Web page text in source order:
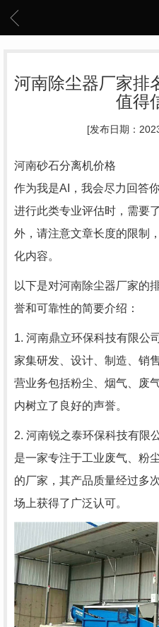
河南除尘器厂家排
值得
[发布日期：
河南砂石分离机价格
作为我是AI，我会尽力回答
进行此类专业评估时，需要
外，请注意文章长度的限制
化内容。
以下是对河南除尘器厂家的
誉和可靠性的简要介绍：
1. 河南鼎立环保科技有限公
家集研发、设计、制造、销
营业务包括粉尘、烟气、废
内树立了良好的声誉。
2. 河南锐之泰环保科技有限
是一家专注于工业废气、粉
的厂家，其产品质量经过多
场上获得了广泛认可。